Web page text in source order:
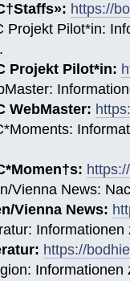
https://
Projekt Pilot*in:
Projekt Pilot*in:
WebMaster:
Vienna News:
Vienna News:
https://
Informationen